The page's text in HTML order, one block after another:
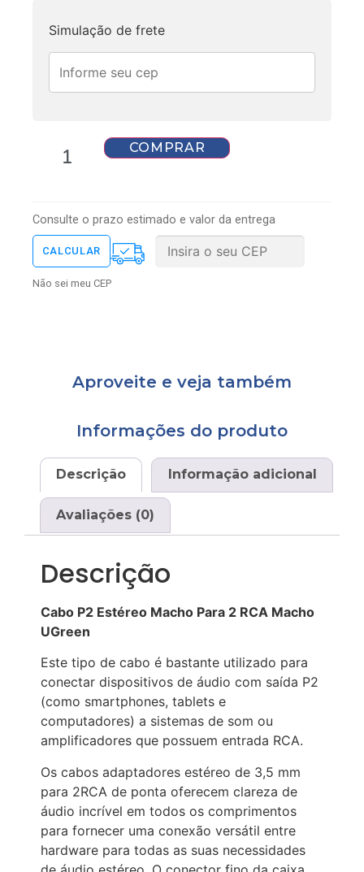
Simulação de frete
COMPRAR
Consulte o prazo estimado e valor da entrega
Não sei meu CEP
Aproveite e veja também
Informações do produto
Descrição Informação adicional
Avaliações (0)
Descrição
Cabo P2 Estéreo Macho Para 2 RCA Macho
UGreen
Este tipo de cabo é bastante utilizado para
conectar dispositivos de áudio com saída P2
(como smartphones, tablets e
computadores) a sistemas de som ou
amplificadores que possuem entrada RCA.
Os cabos adaptadores estéreo de 3,5 mm
para 2RCA de ponta oferecem clareza de
áudio incrível em todos os comprimentos
para fornecer uma conexão versátil entre
hardware para todas as suas necessidades